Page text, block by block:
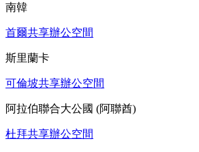
南韓
首爾共享辦公空間
斯里蘭卡
可倫坡共享辦公空間
阿拉伯聯合大公國 (阿聯酋)
杜拜共享辦公空間